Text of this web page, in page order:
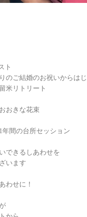
ト
のご結婚のお祝いからは
米リトリート
おきな花束
年間の台所セッション
できるしあわせを
います
わせに！